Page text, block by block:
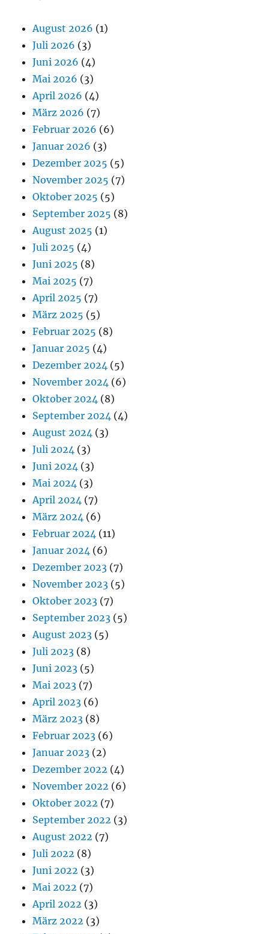
August 2026 (1)
Juli 2026 (3)
Juni 2026 (4)
Mai 2026 (3)
April 2026 (4)
März 2026 (7)
Februar 2026 (6)
Januar 2026 (3)
Dezember 2025 (5)
November 2025 (7)
Oktober 2025 (5)
September 2025 (8)
August 2025 (1)
Juli 2025 (4)
Juni 2025 (8)
Mai 2025 (7)
April 2025 (7)
März 2025 (5)
Februar 2025 (8)
Januar 2025 (4)
Dezember 2024 (5)
November 2024 (6)
Oktober 2024 (8)
September 2024 (4)
August 2024 (3)
Juli 2024 (3)
Juni 2024 (3)
Mai 2024 (3)
April 2024 (7)
März 2024 (6)
Februar 2024 (11)
Januar 2024 (6)
Dezember 2023 (7)
November 2023 (5)
Oktober 2023 (7)
September 2023 (5)
August 2023 (5)
Juli 2023 (8)
Juni 2023 (5)
Mai 2023 (7)
April 2023 (6)
März 2023 (8)
Februar 2023 (6)
Januar 2023 (2)
Dezember 2022 (4)
November 2022 (6)
Oktober 2022 (7)
September 2022 (3)
August 2022 (7)
Juli 2022 (8)
Juni 2022 (3)
Mai 2022 (7)
April 2022 (3)
März 2022 (3)